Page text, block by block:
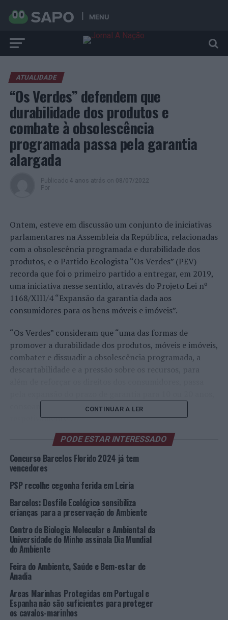
MENU
ATUALIDADE
“Os Verdes” defendem que
durabilidade dos produtos e
combate à obsolescência
programada passa pela garantia
alargada
Publicado 4 anos atrás on 08/07/2022
Por
Ontem, esteve em discussão um conjunto de iniciativas
parlamentares na Assembleia da República, relacionadas
com a obsolescência programada e durabilidade dos
produtos, e o Partido Ecologista “Os Verdes” (PEV)
recorda que foi o primeiro partido a entregar, em 2019,
uma iniciativa nesse sentido, através do Projeto Lei nº
1168/XIII/4 “Expansão da garantia dada aos
consumidores para os bens móveis e imóveis”.
“Os Verdes” consideram que “uma das formas de
promover a durabilidade dos produtos, móveis e imóveis,
combater e dissuadir a obsolescência programada, a
descartabilidade e a pressão sobre os recursos, para
consoante se trate de bens móveis ou imóveis,
respetivamente”.
“A pretensão das empresas venderem o maior número
de produtos num curto espaço de tempo, num mercado
cada vez mais estabilizado, tem tornado os produtos,
materiais utilizados são, frequentemente, de má
qualidade, embora existindo materiais melhores e mais
adequados que poderiam duplicar e triplicar a
durabilidade dos produtos, sem que representasse um
acréscimo muito superior ao preço final a pagar pelo
consumidor”, sublinha o PEV.
“A utilização de materiais muito à base de plásticos e
avaria, os produtos tenham de ser substituídos por
novos, quando, na verdade, se utilizassem materiais mais
CONTINUAR A LER
PODE ESTAR INTERESSADO
Concurso Barcelos Florido 2024 já tem
vencedores
PSP recolhe cegonha ferida em Leiria
Barcelos: Desfile Ecológico sensibiliza
crianças para a preservação do Ambiente
Centro de Biologia Molecular e Ambiental da
Universidade do Minho assinala Dia Mundial
do Ambiente
Feira do Ambiente, Saúde e Bem-estar de
Anadia
Áreas Marinhas Protegidas em Portugal e
Espanha não são suficientes para proteger
os cavalos-marinhos